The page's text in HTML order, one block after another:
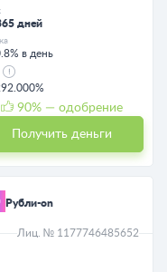
дней
в день
90% — одобрение
Получить деньги
Рубли-on
Лиц. № 1177746485652